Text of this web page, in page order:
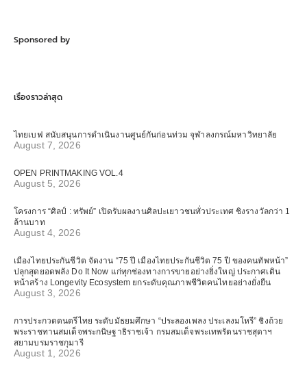
Sponsored by
เรื่องราวล่าสุด
ไทยเบฟ สนับสนุนการดำเนินงานศูนย์กันก่อนท่วม จุฬาลงกรณ์มหาวิทยาลัย
August 7, 2026
OPEN PRINTMAKING VOL.4
August 5, 2026
โครงการ “ศิลป์ : ทรัพย์” เปิดรับผลงานศิลปะเยาวชนทั่วประเทศ ชิงรางวัลกว่า 1
ล้านบาท
August 4, 2026
เมืองไทยประกันชีวิต จัดงาน “75 ปี เมืองไทยประกันชีวิต 75 ปี ของคนทัพหน้า”
ปลุกสุดยอดพลัง Do It Now แก่ทุกช่องทางการขายอย่างยิ่งใหญ่ ประกาศเดิน
หน้าสร้าง Longevity Ecosystem ยกระดับคุณภาพชีวิตคนไทยอย่างยั่งยืน
August 3, 2026
การประกวดดนตรีไทย ระดับมัธยมศึกษา “ประลองเพลง ประเลงมโหรี” ชิงถ้วย
พระราชทานสมเด็จพระกนิษฐาธิราชเจ้า กรมสมเด็จพระเทพรัตนราชสุดาฯ
สยามบรมราชกุมารี
August 1, 2026